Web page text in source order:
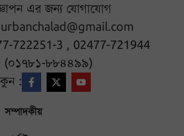
এর জন্য যোগাযোগ
722251-3 , 02477-721944
(০১৭৮১-৮৮৪৪৯৯)
:
সম্পাদকীয়